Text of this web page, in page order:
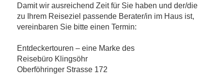
Damit wir ausreichend Zeit für Sie haben und der/die
zu Ihrem Reiseziel passende Berater/in im Haus ist,
vereinbaren Sie bitte einen Termin:
Entdeckertouren – eine Marke des
Reisebüro Klingsöhr
Oberföhringer Strasse 172